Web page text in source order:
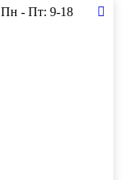
Пн - Пт: 9-18